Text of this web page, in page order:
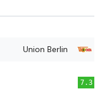
Union Berlin
7.3